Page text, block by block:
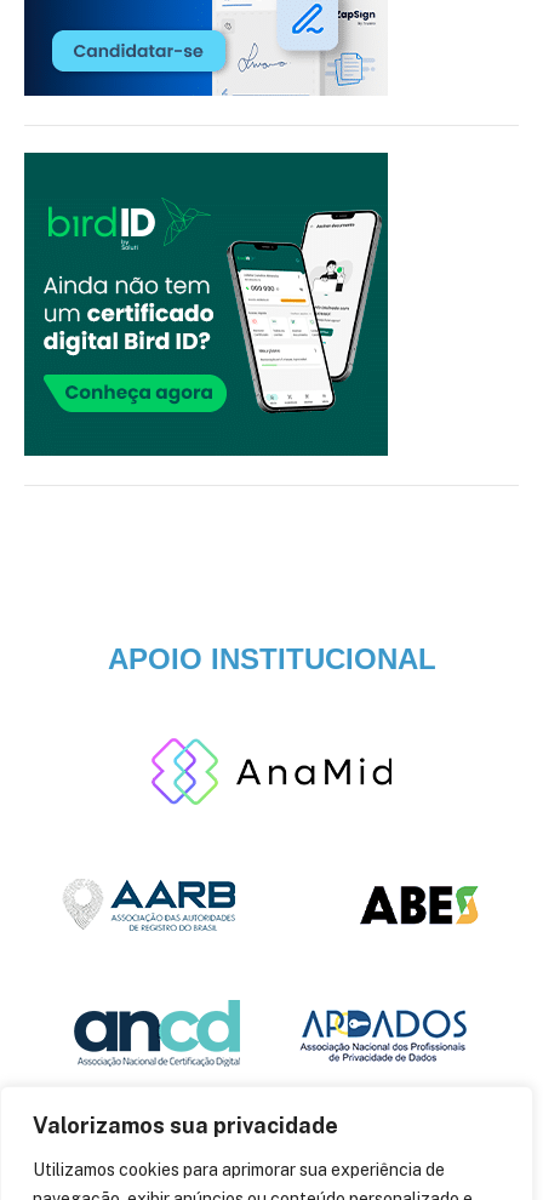
Valorizamos sua privacidade
Utilizamos cookies para aprimorar sua experiência de
APOIO INSTITUCIONAL